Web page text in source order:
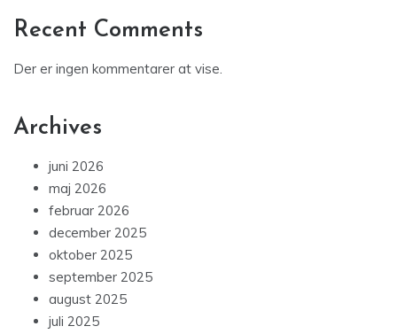
Recent Comments
Der er ingen kommentarer at vise.
Archives
juni 2026
maj 2026
februar 2026
december 2025
oktober 2025
september 2025
august 2025
juli 2025